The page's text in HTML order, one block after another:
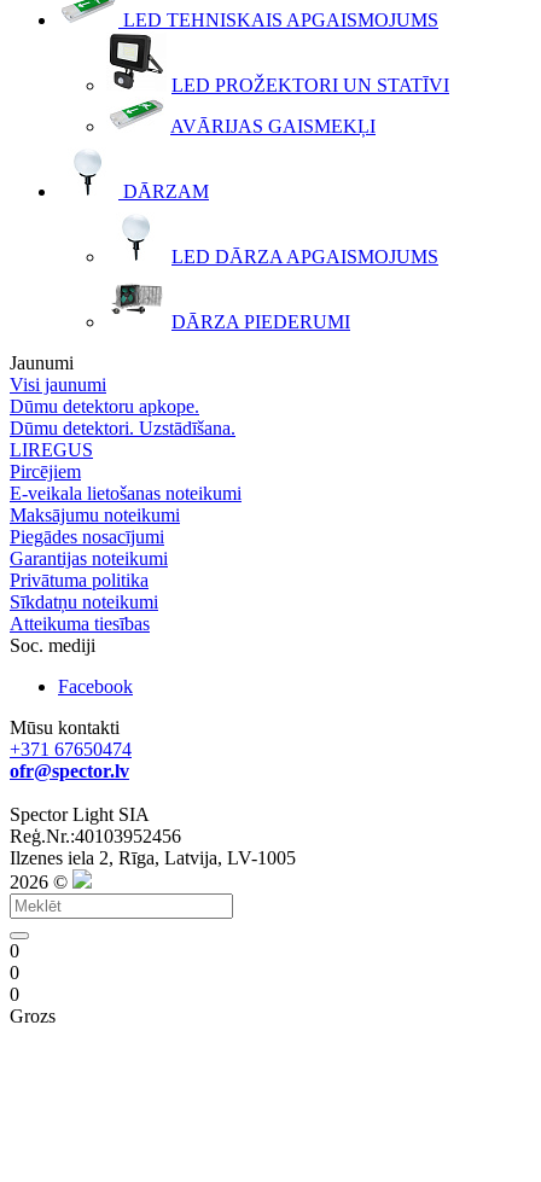
LED TEHNISKAIS APGAISMOJUMS
LED PROŽEKTORI UN STATĪVI
AVĀRIJAS GAISMEKĻI
DĀRZAM
LED DĀRZA APGAISMOJUMS
DĀRZA PIEDERUMI
Jaunumi
Visi jaunumi
Dūmu detektoru apkope.
Dūmu detektori. Uzstādīšana.
LIREGUS
Pircējiem
E-veikala lietošanas noteikumi
Maksājumu noteikumi
Piegādes nosacījumi
Garantijas noteikumi
Privātuma politika
Sīkdatņu noteikumi
Atteikuma tiesības
Soc. mediji
Facebook
Mūsu kontakti
+371 67650474
ofr@spector.lv
Spector Light SIA
Reģ.Nr.:40103952456
Ilzenes iela 2, Rīga, Latvija, LV-1005
2026 ©
0
0
0
Grozs